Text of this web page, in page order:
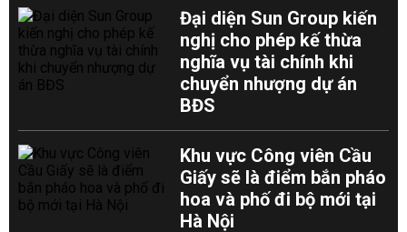
Đại diện Sun Group kiến
nghị cho phép kế thừa
nghĩa vụ tài chính khi
chuyển nhượng dự án
BĐS
Khu vực Công viên Cầu
Giấy sẽ là điểm bắn pháo
hoa và phố đi bộ mới tại
Hà Nội